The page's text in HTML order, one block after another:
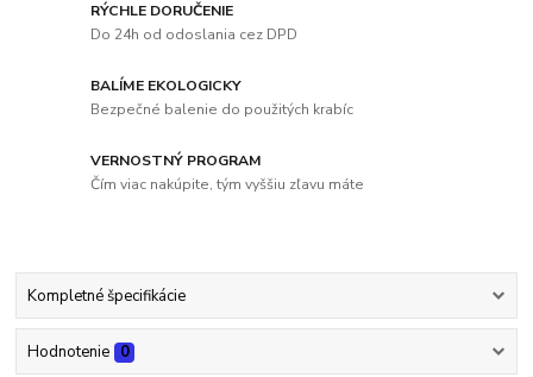
RÝCHLE DORUČENIE
Do 24h od odoslania cez DPD
BALÍME EKOLOGICKY
Bezpečné balenie do použitých krabíc
VERNOSTNÝ PROGRAM
Čím viac nakúpite, tým vyššiu zľavu máte
Kompletné špecifikácie
Hodnotenie 0